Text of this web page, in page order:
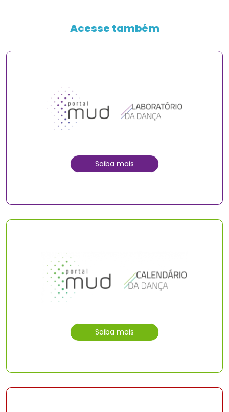
Acesse também
Saiba mais
Saiba mais